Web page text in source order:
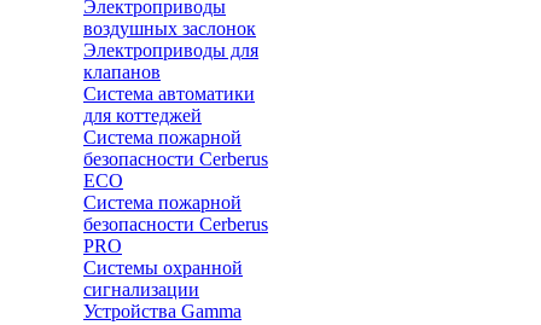
Электроприводы
воздушных заслонок
Электроприводы для
клапанов
Система автоматики
для коттеджей
Система пожарной
безопасности Cerberus
ECO
Система пожарной
безопасности Cerberus
PRO
Системы охранной
сигнализации
Устройства Gamma